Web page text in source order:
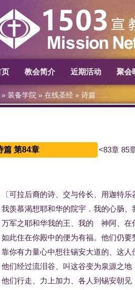
页 教会简介 近期活动 聚会
» 装备学院 » 在线圣经 » 诗篇
篇 第84章 <83章 85
〔可拉后裔的诗 交与伶长 用迦特乐
我羡慕渴想耶和华的院宇 ． 我的心肠
万军之耶和华我的王 我的 神阿 在
如此住在你殿中的便为有福。 他们仍要
靠你有力量心中想往锡安大道的 这人
他们经过流泪谷 叫这谷变为泉源之地
他们行走 力 上加力 各人到 锡安朝见